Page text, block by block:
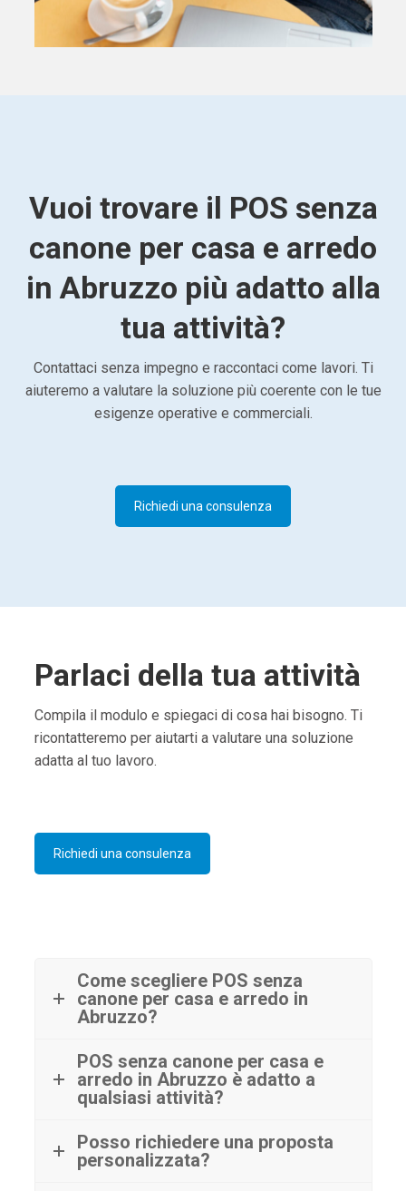
Vuoi trovare il POS senza
canone per casa e arredo
in Abruzzo più adatto alla
tua attività?
Contattaci senza impegno e raccontaci come lavori. Ti
aiuteremo a valutare la soluzione più coerente con le tue
esigenze operative e commerciali.
Richiedi una consulenza
Parlaci della tua attività
Compila il modulo e spiegaci di cosa hai bisogno. Ti
ricontatteremo per aiutarti a valutare una soluzione
adatta al tuo lavoro.
Richiedi una consulenza
Come scegliere POS senza
canone per casa e arredo in
Abruzzo?
POS senza canone per casa e
arredo in Abruzzo è adatto a
qualsiasi attività?
Posso richiedere una proposta
personalizzata?